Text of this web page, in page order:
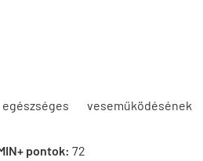
veseműködésének
pontok: 72